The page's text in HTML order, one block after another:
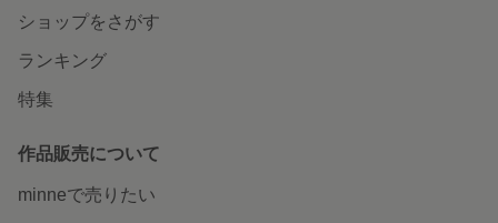
ショップをさがす
ランキング
特集
作品販売について
minneで売りたい